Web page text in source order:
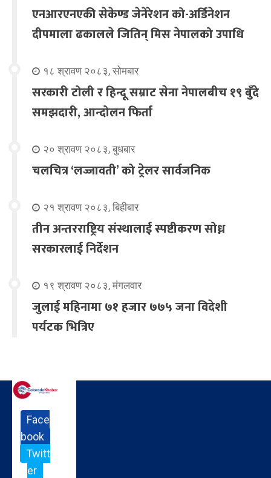
एनआरएनएकी सेकेण्ड जेनेरेशन को-अर्डिनेशन
दीपमाला ढकालले जितिन् मिस नेपालको उपाधि
१८ श्रावण २०८३, सोमबार
सरकारी टोली र हिन्दू सम्राट सेना नेपालबीच १९ बुँदे
समझदारी, आन्दोलन फिर्ता
२० श्रावण २०८३, बुधबार
चलचित्र ‘लज्जावती’ को ट्रेलर सार्वजनिक
२१ श्रावण २०८३, बिहीबार
तीन अन्तरराष्ट्रिय संस्थालाई स्पष्टीकरण सोध्न
सरकारलाई निर्देशन
१९ श्रावण २०८३, मंगलवार
जुलाई महिनामा ७१ हजार ७७५ जना विदेशी
पर्यटक भित्रिए
Face
book
Twitt
er